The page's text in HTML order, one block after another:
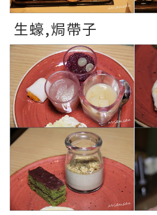
生蠔,焗帶子